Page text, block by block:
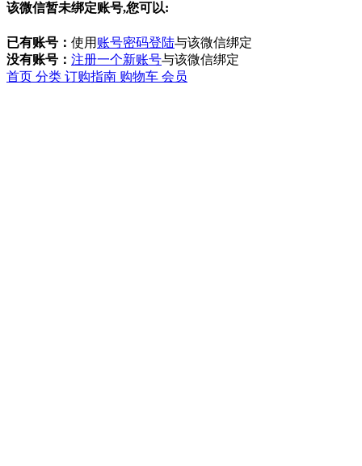
该微信暂未绑定账号,您可以:
已有账号： 使用 账号密码登陆与该微信绑定
没有账号： 注册一个新账号与该微信绑定
首页 分类 订购指南 购物车 会员